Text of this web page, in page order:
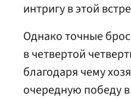
интригу в этой
Однако точные
в четвертой
благодаря чему
очередную победу